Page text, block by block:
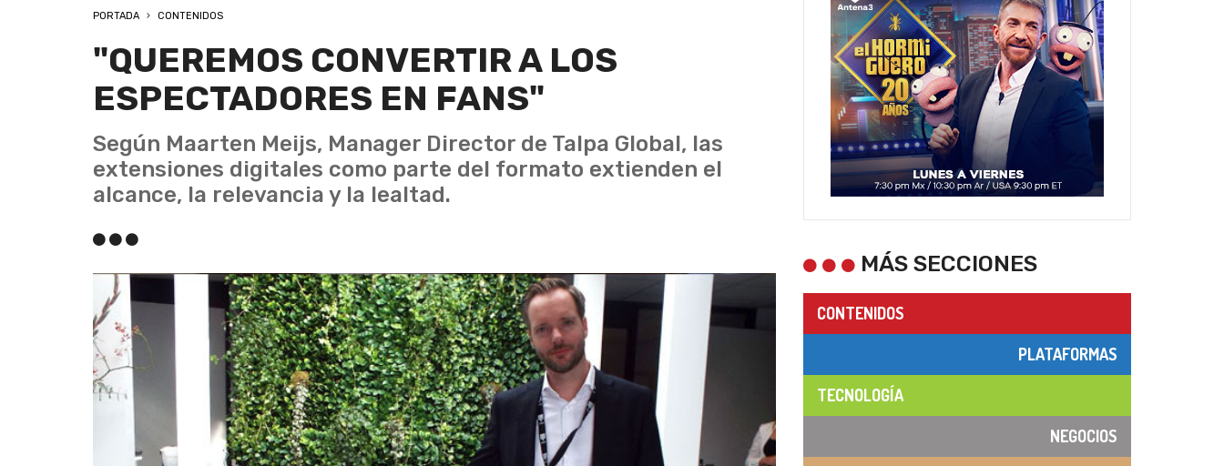
PORTADA CONTENIDOS
"QUEREMOS CONVERTIR A LOS
ESPECTADORES EN FANS"
Según Maarten Meijs, Manager Director de Talpa Global, las
extensiones digitales como parte del formato extienden el
alcance, la relevancia y la lealtad.
MÁS SECCIONES
CONTENIDOS
PLATAFORMAS
TECNOLOGÍA
NEGOCIOS